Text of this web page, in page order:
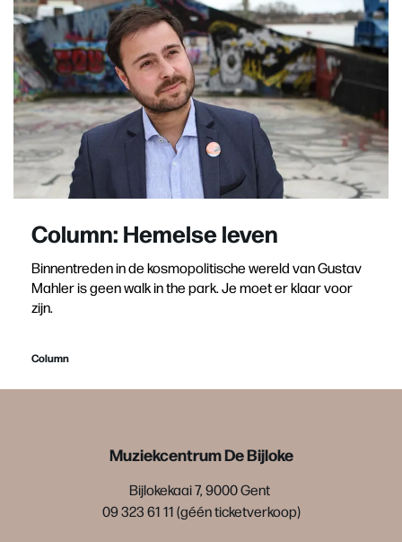
Column: Hemelse leven
Binnentreden in de kosmopolitische wereld van Gustav
Mahler is geen walk in the park. Je moet er klaar voor
zijn.
Column
Muziekcentrum De Bijloke
Bijlokekaai 7, 9000 Gent
09 323 61 11 (géén ticketverkoop)